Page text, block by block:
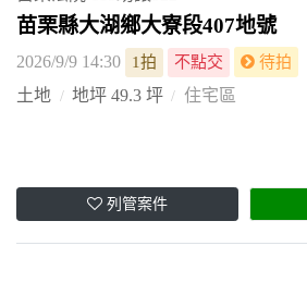
苗栗縣大湖鄉大寮段407地號
2026/9/9 14:30 1拍 不點交 待拍
土地 地坪 49.3 坪 住宅區
列管案件